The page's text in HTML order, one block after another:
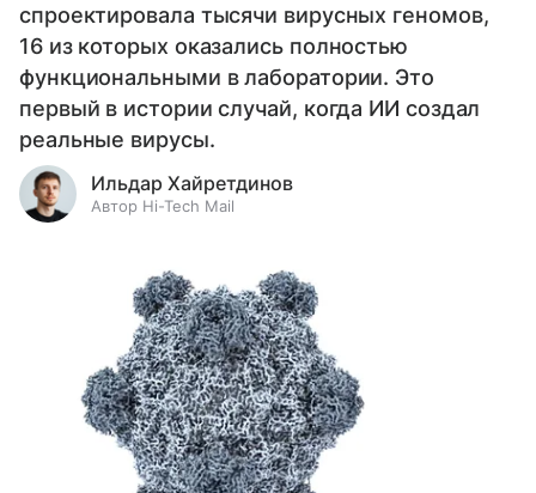
спроектировала тысячи вирусных геномов,
16 из которых оказались полностью
функциональными в лаборатории. Это
первый в истории случай, когда ИИ создал
реальные вирусы.
Ильдар Хайретдинов
Автор Hi-Tech Mail